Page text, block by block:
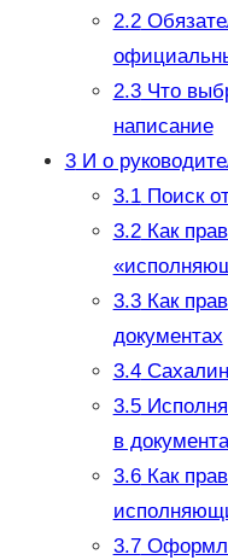
2.2
2.3Что
написание
3И о
3.1Поиск
3.2Как
3.3Как
документах
3.4
3.5
в
3.6Как
3.7